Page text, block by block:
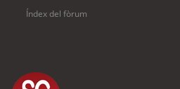
Índex del fòrum